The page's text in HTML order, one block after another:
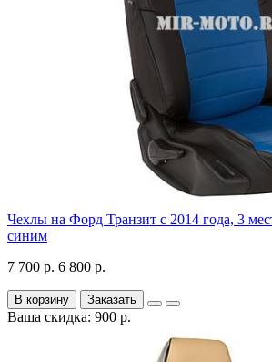
Чехлы на Форд Транзит с 2014 года, 3
синим
7 700 р. 6 800 р.
В корзину Заказать
Ваша скидка: 900 р.